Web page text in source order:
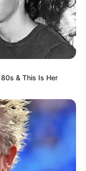
& This Is Her